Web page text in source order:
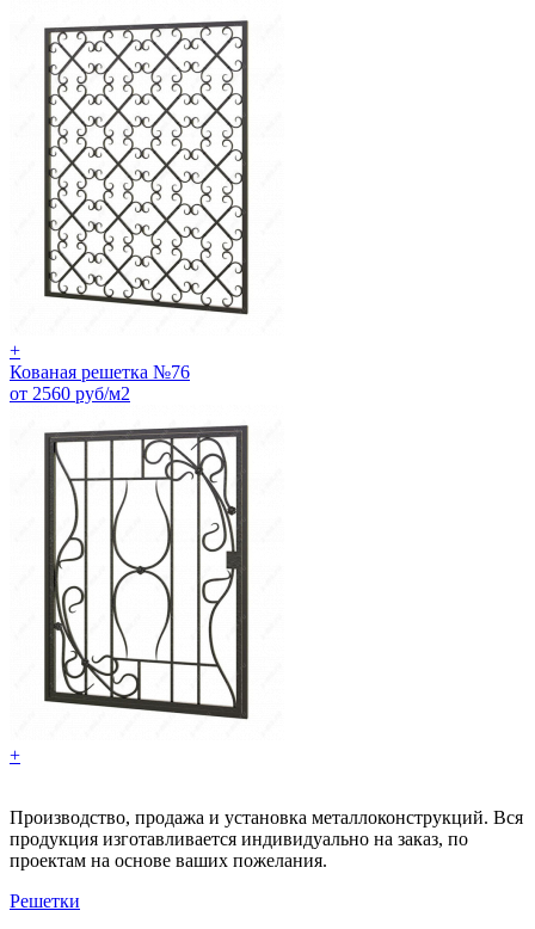
+
Кованая решетка №76
от 2560 руб/м2
+
Производство, продажа и установка металлоконструкций. Вся
продукция изготавливается индивидуально на заказ, по
проектам на основе ваших пожелания.
Решетки